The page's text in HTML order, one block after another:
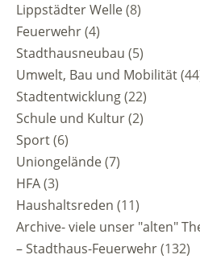
Lippstädter Welle(8)
Feuerwehr(4)
Stadthausneubau (5)
Umwelt, Bau und Mobilität
Stadtentwicklung(22)
Schule und Kultur(2)
Sport(6)
Uniongelände(7)
HFA(3)
Haushaltsreden (11)
Archive- viele unser "alten"
– Stadthaus-Feuerwehr(132)